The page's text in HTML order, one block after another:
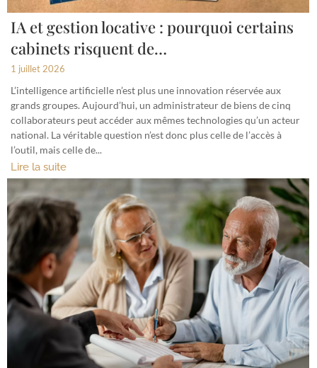
IA et gestion locative : pourquoi certains
cabinets risquent de…
1 juillet 2026
L’intelligence artificielle n’est plus une innovation réservée aux
grands groupes. Aujourd’hui, un administrateur de biens de cinq
collaborateurs peut accéder aux mêmes technologies qu’un acteur
national. La véritable question n’est donc plus celle de l’accès à
l’outil, mais celle de...
Lire la suite